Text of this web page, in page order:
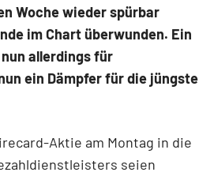
Woche wieder spürbar
im Chart überwunden. Ein
allerdings für
ein Dämpfer für die jüngste
Aktie am Montag in die
seien